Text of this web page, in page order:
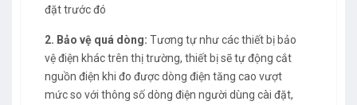
đặt trước đó
2. Bảo vệ quá dòng: Tương tự như các thiết bị bảo
vệ điện khác trên thị trường, thiết bị sẽ tự động cắt
nguồn điện khi đo được dòng điện tăng cao vượt
mức so với thông số dòng điện người dùng cài đặt,